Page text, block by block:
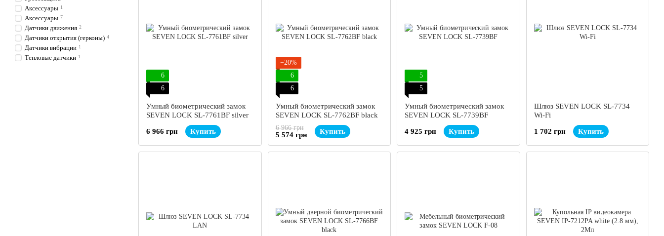
6
6
Умный биометрический замок
SEVEN LOCK SL-7761BF silver
6 966 грн Купить
−20%
6
6
Умный биометрический замок
SEVEN LOCK SL-7762BF black
6 966 грн
5 574 грн Купить
5
5
Умный биометрический замок
SEVEN LOCK SL-7739BF
4 925 грн Купить
Шлюз SEVEN LOCK SL-7734
Wi-Fi
1 702 грн Купить
Аксессуары 1
Аксессуары 7
Датчики движения 2
Датчики открытия (герконы) 4
Датчики вибрации 1
Тепловые датчики 1